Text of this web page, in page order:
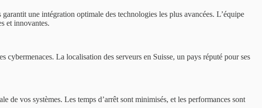
une intégration optimale des technologies les plus avancées. L’équipe
et innovantes.
La localisation des serveurs en Suisse, un pays réputé pour ses
vos systèmes. Les temps d’arrêt sont minimisés, et les performances sont